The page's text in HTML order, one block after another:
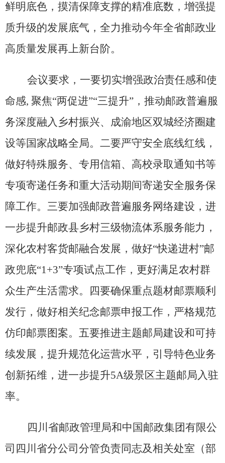
鲜明底色，摸清保障支撑的精准底数，增强提
质升级的发展底气，全力推动今年全省邮政业
高质量发展再上新台阶。
会议要求，一要切实增强政治责任感和使
命感, 聚焦“两促进”“三提升”，推动邮政普遍服
务深度融入乡村振兴、成渝地区双城经济圈建
设等国家战略全局。二要严守安全底线红线，
做好特殊服务、专用信箱、高校录取通知书等
专项寄递任务和重大活动期间寄递安全服务保
障工作。三要加强邮政普遍服务网络建设，进
一步提升邮政县乡村三级物流体系服务能力，
深化农村客货邮融合发展，做好“快递进村”邮
政兜底“1+3”专项试点工作，更好满足农村群
众生产生活需求。四要确保重点题材邮票顺利
发行，做好相关纪念邮票申报工作，严格规范
仿印邮票图案。五要推进主题邮局建设和可持
续发展，提升规范化运营水平，引导特色业务
创新拓维，进一步提升5A级景区主题邮局入驻
率。
四川省邮政管理局和中国邮政集团有限公
司四川省分公司分管负责同志及相关处室（部